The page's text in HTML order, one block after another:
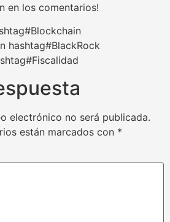
en los comentarios!
hashtag#BlackRock
electrónico no será publicada.
están marcados con *